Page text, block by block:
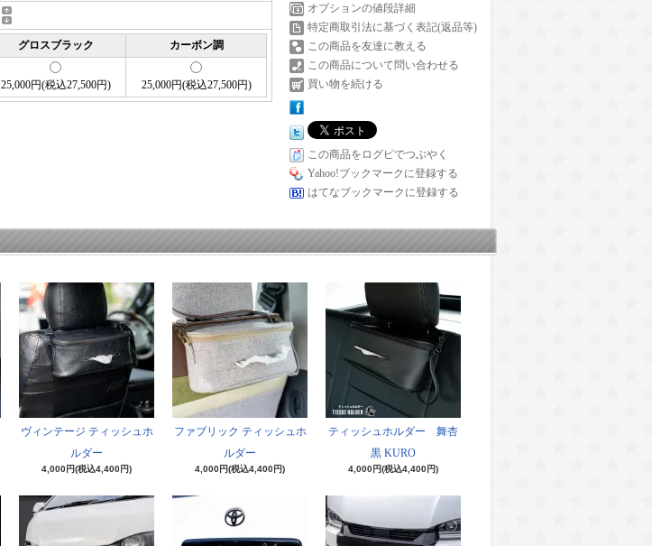
グロスブラック カーボン調
25,000円(税込27,500円) 25,000円(税込27,500円)
オプションの値段詳細
特定商取引法に基づく表記(返品等)
この商品を友達に教える
この商品について問い合わせる
買い物を続ける
この商品をログピでつぶやく
Yahoo!ブックマークに登録する
はてなブックマークに登録する
ヴィンテージ ティッシュホ
ルダー
4,000円(税込4,400円)
ファブリック ティッシュホ
ルダー
4,000円(税込4,400円)
ティッシュホルダー 舞杏
黒 KURO
4,000円(税込4,400円)